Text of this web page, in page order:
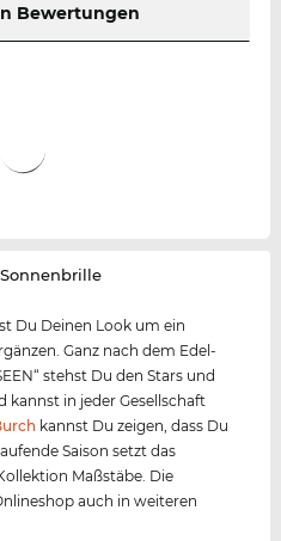
Bewertungen
Sonnenbrille
Du Deinen Look um ein
Ganz nach dem Edel-
stehst Du den Stars und
kannst in jeder Gesellschaft
kannst Du zeigen, dass Du
Saison setzt das
Maßstäbe. Die
auch in weiteren